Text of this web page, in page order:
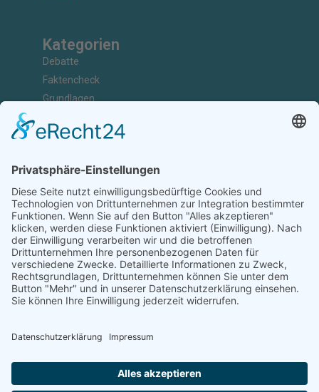
Kategorien
Debatte
Faktencheck
Grundlagen
Kunst & Kultur
Investigativ
Unterstützen
Ihr könnt uns bei der Arbeit unterstützen, Artikel einreichen,
Abonnenten sein, Werbung schalten oder Kooperationspartner
werden.
Diese Arbeit ist nur durch eure Unterstützung möglich.